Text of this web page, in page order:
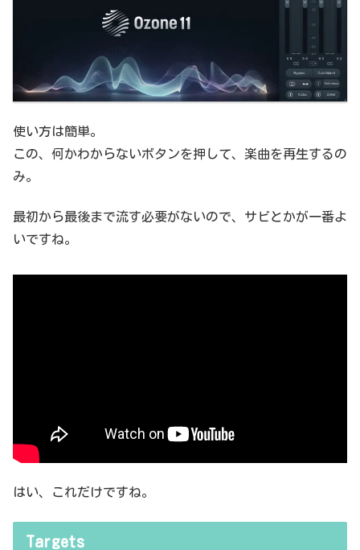
使い方は簡単。
この、何かわからないボタンを押して、楽曲を再生するの
み。
最初から最後まで流す必要がないので、サビとかが一番よ
いですね。
はい、これだけですね。
Targets